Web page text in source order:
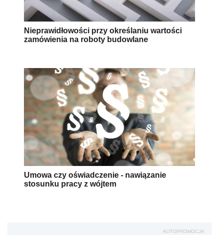
Nieprawidłowości przy określaniu wartości
zamówienia na roboty budowlane
Umowa czy oświadczenie - nawiązanie
stosunku pracy z wójtem
AUTOPROMOCJA